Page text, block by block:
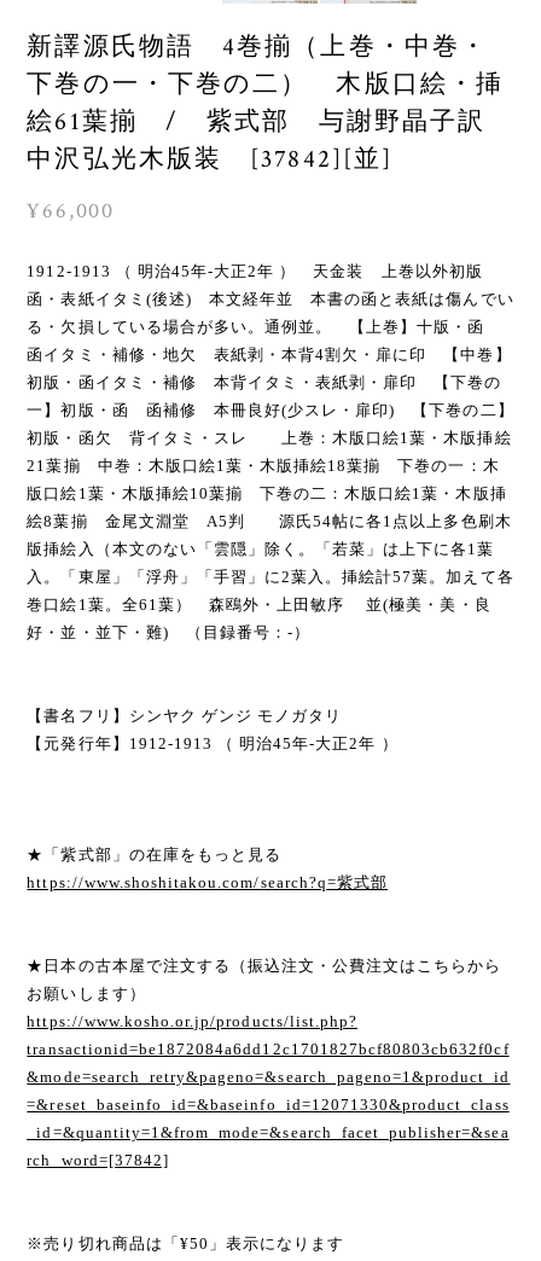
新譯源氏物語 4巻揃（上巻・中巻・
下巻の一・下巻の二） 木版口絵・挿
絵61葉揃 / 紫式部 与謝野晶子訳
中沢弘光木版装 [37842][並]
¥66,000
1912-1913 （ 明治45年-大正2年 ） 天金装 上巻以外初版
函・表紙イタミ(後述) 本文経年並 本書の函と表紙は傷んでい
る・欠損している場合が多い。通例並。 【上巻】十版・函
函イタミ・補修・地欠 表紙剥・本背4割欠・扉に印 【中巻】
初版・函イタミ・補修 本背イタミ・表紙剥・扉印 【下巻の
一】初版・函 函補修 本冊良好(少スレ・扉印) 【下巻の二】
初版・函欠 背イタミ・スレ 上巻：木版口絵1葉・木版挿絵
21葉揃 中巻：木版口絵1葉・木版挿絵18葉揃 下巻の一：木
版口絵1葉・木版挿絵10葉揃 下巻の二：木版口絵1葉・木版挿
絵8葉揃 金尾文淵堂 A5判 源氏54帖に各1点以上多色刷木
版挿絵入（本文のない「雲隠」除く。「若菜」は上下に各1葉
入。「東屋」「浮舟」「手習」に2葉入。挿絵計57葉。加えて各
巻口絵1葉。全61葉） 森鴎外・上田敏序 並(極美・美・良
好・並・並下・難) （目録番号：-）
【書名フリ】シンヤク ゲンジ モノガタリ
【元発行年】1912-1913 （ 明治45年-大正2年 ）
★「紫式部」の在庫をもっと見る
https://www.shoshitakou.com/search?q=紫式部
★日本の古本屋で注文する（振込注文・公費注文はこちらから
お願いします）
https://www.kosho.or.jp/products/list.php?
transactionid=be1872084a6dd12c1701827bcf80803cb632f0cf
&mode=search_retry&pageno=&search_pageno=1&product_id
=&reset_baseinfo_id=&baseinfo_id=12071330&product_class
_id=&quantity=1&from_mode=&search_facet_publisher=&sea
rch_word=[37842]
※売り切れ商品は「¥50」表示になります